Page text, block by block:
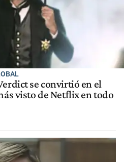
se convirtió en el
visto de Netflix en todo